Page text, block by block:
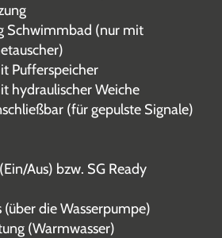
Schwimmbad (nur mit
Pufferspeicher
hydraulischer Weiche
(für gepulste Signale)
Aus) bzw. SG Ready
die Wasserpumpe)
(Warmwasser)